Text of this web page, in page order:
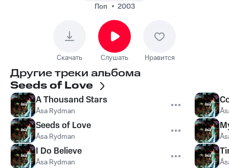
Поп
2003
Скачать Слушать Нравится
Другие треки альбома
Seeds of Love
A Thousand Stars
Åsa Rydman
Seeds of Love
Åsa Rydman
I Do Believe
Åsa Rydman